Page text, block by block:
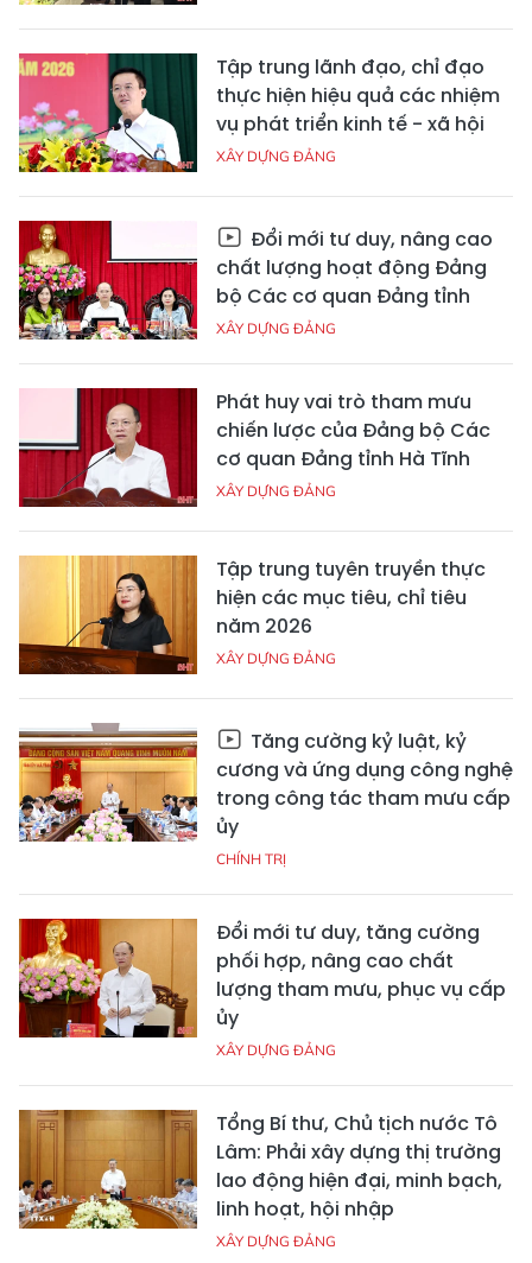
Tập trung lãnh đạo, chỉ đạo
thực hiện hiệu quả các nhiệm
vụ phát triển kinh tế - xã hội
XÂY DỰNG ĐẢNG
Đổi mới tư duy, nâng cao
chất lượng hoạt động Đảng
bộ Các cơ quan Đảng tỉnh
XÂY DỰNG ĐẢNG
Phát huy vai trò tham mưu
chiến lược của Đảng bộ Các
cơ quan Đảng tỉnh Hà Tĩnh
XÂY DỰNG ĐẢNG
Tập trung tuyên truyền thực
hiện các mục tiêu, chỉ tiêu
năm 2026
XÂY DỰNG ĐẢNG
Tăng cường kỷ luật, kỷ
cương và ứng dụng công nghệ
trong công tác tham mưu cấp
ủy
CHÍNH TRỊ
Đổi mới tư duy, tăng cường
phối hợp, nâng cao chất
lượng tham mưu, phục vụ cấp
ủy
XÂY DỰNG ĐẢNG
Tổng Bí thư, Chủ tịch nước Tô
Lâm: Phải xây dựng thị trường
lao động hiện đại, minh bạch,
linh hoạt, hội nhập
XÂY DỰNG ĐẢNG